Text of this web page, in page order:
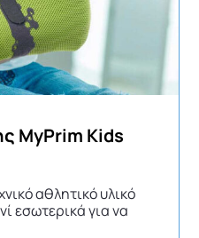
MyPrim Kids
αθλητικό υλικό
εσωτερικά για να